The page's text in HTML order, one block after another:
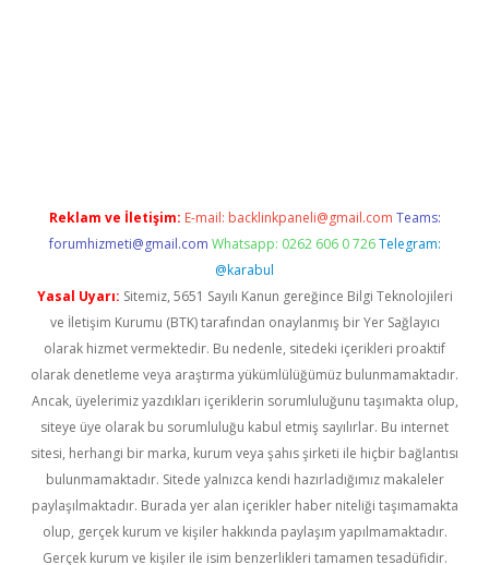
Reklam ve İletişim: E-mail: backlinkpaneli@gmail.com Teams:
forumhizmeti@gmail.com Whatsapp: 0262 606 0 726 Telegram:
@karabul
Yasal Uyarı: Sitemiz, 5651 Sayılı Kanun gereğince Bilgi Teknolojileri
ve İletişim Kurumu (BTK) tarafından onaylanmış bir Yer Sağlayıcı
olarak hizmet vermektedir. Bu nedenle, sitedeki içerikleri proaktif
olarak denetleme veya araştırma yükümlülüğümüz bulunmamaktadır.
Ancak, üyelerimiz yazdıkları içeriklerin sorumluluğunu taşımakta olup,
siteye üye olarak bu sorumluluğu kabul etmiş sayılırlar. Bu internet
sitesi, herhangi bir marka, kurum veya şahıs şirketi ile hiçbir bağlantısı
bulunmamaktadır. Sitede yalnızca kendi hazırladığımız makaleler
paylaşılmaktadır. Burada yer alan içerikler haber niteliği taşımamakta
olup, gerçek kurum ve kişiler hakkında paylaşım yapılmamaktadır.
Gerçek kurum ve kişiler ile isim benzerlikleri tamamen tesadüfidir.